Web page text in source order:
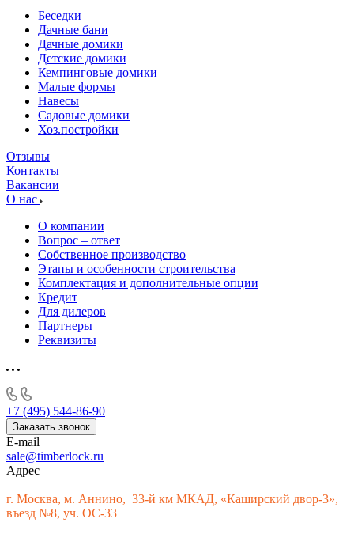
Беседки
Дачные бани
Дачные домики
Детские домики
Кемпинговые домики
Малые формы
Навесы
Садовые домики
Хоз.постройки
Отзывы
Контакты
Вакансии
О нас
О компании
Вопрос – ответ
Собственное производство
Этапы и особенности строительства
Комплектация и дополнительные опции
Кредит
Для дилеров
Партнеры
Реквизиты
+7 (495) 544-86-90
Заказать звонок
E-mail
sale@timberlock.ru
Адрес
г. Москва, м. Аннино, 33-й км МКАД, «Каширский двор-3»,
въезд №8, уч. ОС-33